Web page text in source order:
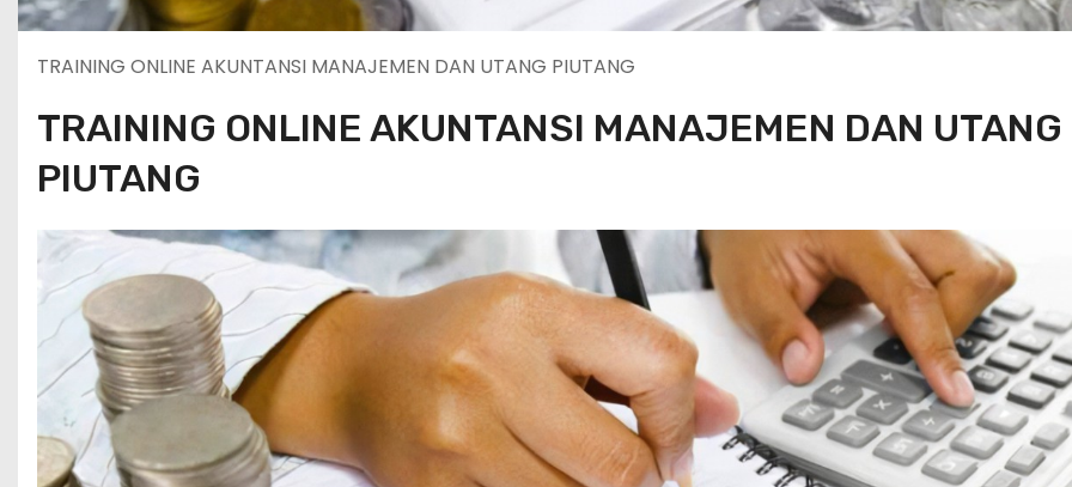
TRAINING ONLINE AKUNTANSI MANAJEMEN DAN UTANG PIUTANG
TRAINING ONLINE AKUNTANSI MANAJEMEN DAN UTANG
PIUTANG